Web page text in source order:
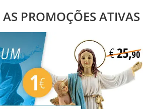
PROMOÇÕES ATIVAS